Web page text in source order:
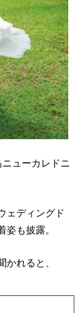
ューカレドニ
ェディングド
姿も披露。
かれると、